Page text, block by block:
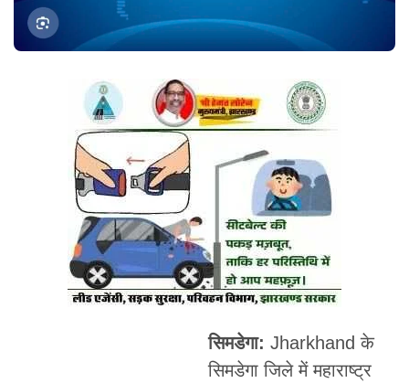
सिमडेगा: Jharkhand के
सिमडेगा जिले में महाराष्ट्र